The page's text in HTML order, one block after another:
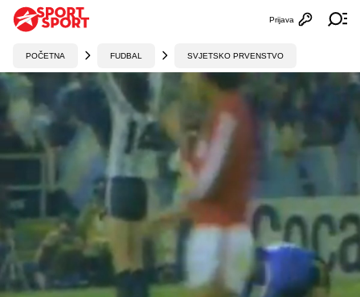
Otvori
Prijava
POČETNA FUDBAL SVJETSKO PRVENSTVO